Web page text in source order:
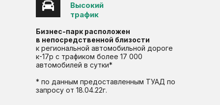
Бизнес-парк расположен
в непосредственной близости
к региональной автомобильной дороге
к-17р с трафиком более 17 000
автомобилей в сутки*
* по данным предоставленным ТУАД по
запросу от 18.04.22г.
Высокий
трафик